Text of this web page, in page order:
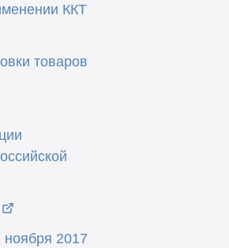
ККТ
товаров
ноября 2017